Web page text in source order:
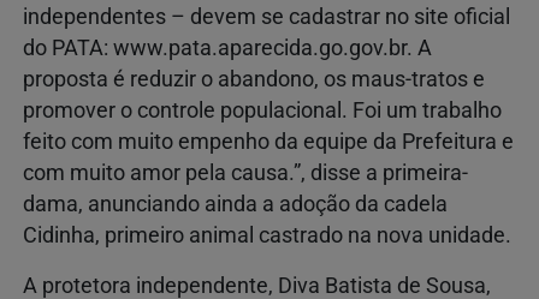
independentes – devem se cadastrar no site oficial
do PATA: www.pata.aparecida.go.gov.br. A
proposta é reduzir o abandono, os maus-tratos e
promover o controle populacional. Foi um trabalho
feito com muito empenho da equipe da Prefeitura e
com muito amor pela causa.”, disse a primeira-
dama, anunciando ainda a adoção da cadela
Cidinha, primeiro animal castrado na nova unidade.
A protetora independente, Diva Batista de Sousa,